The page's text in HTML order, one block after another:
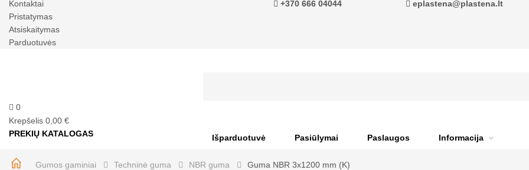
Kontaktai
Pristatymas
Atsiskaitymas
Parduotuvės
+370 666 04044 eplastena@plastena.lt
0
Krepšelis 0,00 €
PREKIŲ KATALOGAS
Išparduotuvė Pasiūlymai Paslaugos Informacija
Gumos gaminiai Techninė guma NBR guma Guma NBR 3x1200 mm (K)